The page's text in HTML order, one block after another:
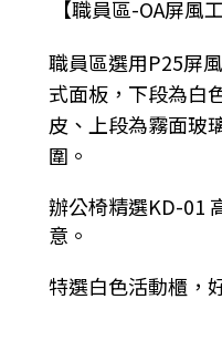
【職員區-OA屏風
職員區選用P25屏
式面板，下段為白
皮、上段為霧面玻
圍。
辦公椅精選KD-01
意。
特選白色活動櫃，